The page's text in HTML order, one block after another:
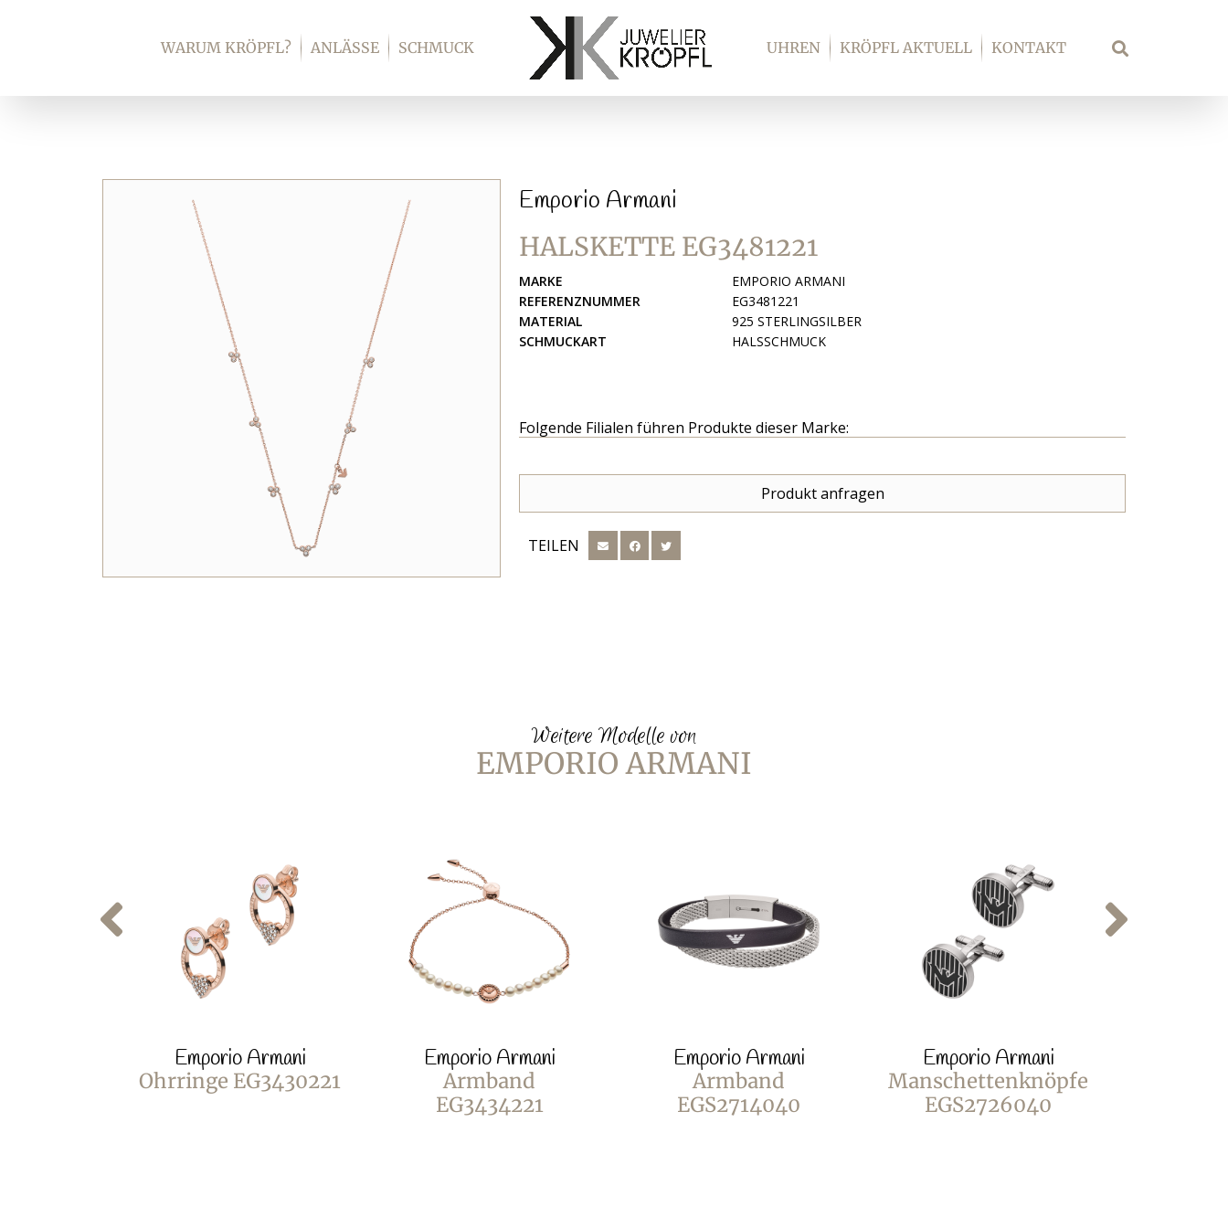
WARUM KRÖPFL? ANLÄSSE SCHMUCK UHREN KRÖPFL AKTUELL KONTAKT Suche
Emporio Armani
HALSKETTE EG3481221
MARKE
EMPORIO ARMANI
REFERENZNUMMER
EG3481221
MATERIAL
925 STERLINGSILBER
SCHMUCKART
HALSSCHMUCK
Folgende Filialen führen Produkte dieser Marke:
Produkt anfragen
TEILEN
Weitere Modelle von
EMPORIO ARMANI
Emporio Armani
Ohrringe EG3430221
Emporio Armani
Armband
EG3434221
Emporio Armani
Armband
EGS2714040
Emporio Armani
Manschettenknöpfe
EGS2726040